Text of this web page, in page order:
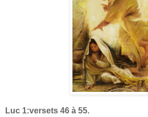
Luc 1:versets 46 à 55.